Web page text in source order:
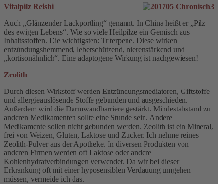
Vitalpilz Reishi
Auch „Glänzender Lackportling“ genannt. In China heißt er „Pilz
des ewigen Lebens“. Wie so viele Heilpilze ein Gemisch aus
Inhaltsstoffen. Die wichtigsten: Triterpene. Diese wirken
entzündungshemmend, leberschützend, nierenstärkend und
„kortisonähnlich“. Eine adaptogene Wirkung ist nachgewiesen!
Zeolith
Durch diesen Wirkstoff werden Entzündungsmediatoren, Giftstoffe
und allergieauslösende Stoffe gebunden und ausgeschieden.
Außerdem wird die Darmwandbarriere gestärkt. Mindestabstand zu
anderen Medikamenten sollte eine Stunde sein. Andere
Medikamente sollen nicht gebunden werden. Zeolith ist ein Mineral,
frei von Weizen, Gluten, Laktose und Zucker. Ich nehme reines
Zeolith-Pulver aus der Apotheke. In diversen Produkten von
anderen Firmen werden oft Laktose oder andere
Kohlenhydratverbindungen verwendet. Da wir bei dieser
Erkrankung oft mit einer hyposensiblen Verdauung umgehen
müssen, vermeide ich das.